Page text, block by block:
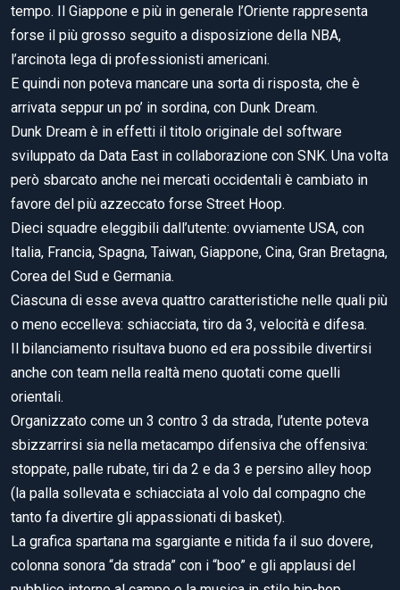
tempo. Il Giappone e più in generale l’Oriente rappresenta
forse il più grosso seguito a disposizione della NBA,
l’arcinota lega di professionisti americani.
E quindi non poteva mancare una sorta di risposta, che è
arrivata seppur un po’ in sordina, con Dunk Dream.
Dunk Dream è in effetti il titolo originale del software
sviluppato da Data East in collaborazione con SNK. Una volta
però sbarcato anche nei mercati occidentali è cambiato in
favore del più azzeccato forse Street Hoop.
Dieci squadre eleggibili dall’utente: ovviamente USA, con
Italia, Francia, Spagna, Taiwan, Giappone, Cina, Gran Bretagna,
Corea del Sud e Germania.
Ciascuna di esse aveva quattro caratteristiche nelle quali più
o meno eccelleva: schiacciata, tiro da 3, velocità e difesa.
Il bilanciamento risultava buono ed era possibile divertirsi
anche con team nella realtà meno quotati come quelli
orientali.
Organizzato come un 3 contro 3 da strada, l’utente poteva
sbizzarrirsi sia nella metacampo difensiva che offensiva:
stoppate, palle rubate, tiri da 2 e da 3 e persino alley hoop
(la palla sollevata e schiacciata al volo dal compagno che
tanto fa divertire gli appassionati di basket).
La grafica spartana ma sgargiante e nitida fa il suo dovere,
colonna sonora “da strada” con i “boo” e gli applausi del